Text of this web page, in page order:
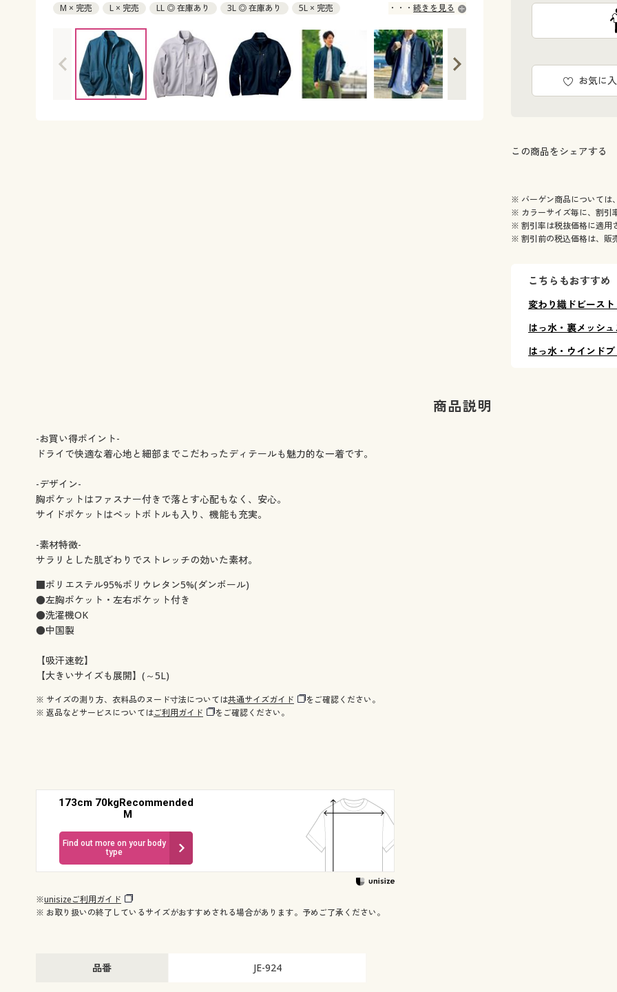
M × 完売 L × 完売 LL ◎ 在庫あり 3L ◎ 在庫あり 5L × 完売 続きを見る
お気に
この商品をシェアする
※ バーゲン商品については
※ カラーサイズ毎に、割引
※ 割引率は税抜価格に適用
※ 割引前の税込価格は、販
こちらもおすすめ
変わり織ドビース
はっ水・裏メッシ
はっ水・ウインド
商品説明
-お買い得ポイント-
ドライで快適な着心地と細部までこだわったディテールも魅力的な一着です。
-デザイン-
胸ポケットはファスナー付きで落とす心配もなく、安心。
サイドポケットはペットボトルも入り、機能も充実。
-素材特徴-
サラリとした肌ざわりでストレッチの効いた素材。
■ポリエステル95%ポリウレタン5%(ダンボール)
●左胸ポケット・左右ポケット付き
●洗濯機OK
●中国製
【吸汗速乾】
【大きいサイズも展開】(～5L)
※ サイズの測り方、衣料品のヌード寸法については共通サイズガイド
をご確認ください。
※ 返品などサービスについてはご利用ガイド をご確認ください。
173cm 70kgRecommended
M
Find out more on your body
type
※unisizeご利用ガイド
※ お取り扱いの終了しているサイズがおすすめされる場合があります。予めご了承ください。
品番 JE-924